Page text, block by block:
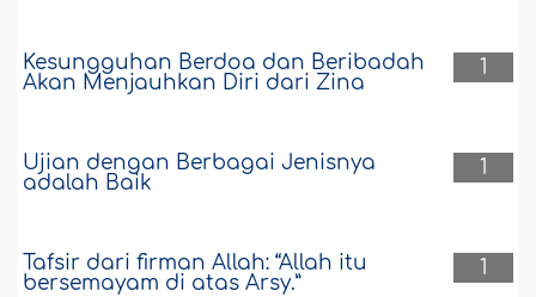
1
Kesungguhan Berdoa dan Beribadah
Akan Menjauhkan Diri dari Zina
1
Ujian dengan Berbagai Jenisnya
adalah Baik
1
Tafsir dari firman Allah: “Allah itu
bersemayam di atas Arsy.”